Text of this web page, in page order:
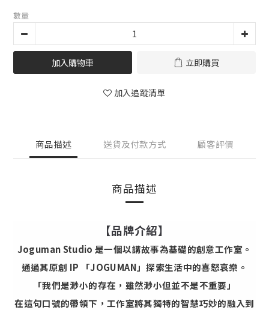
數量
加入購物車 立即購買
加入追蹤清單
商品描述 送貨及付款方式 顧客評價
商品描述
【品牌介紹】
Joguman Studio 是一個以講故事為基礎的創意工作室。
通過其原創 IP 「JOGUMAN」探索生活中的喜怒哀樂。
「我們是渺小的存在，雖然渺小但並不是不重要」
在這句口號的帶領下，工作室將其獨特的智慧巧妙的融入到